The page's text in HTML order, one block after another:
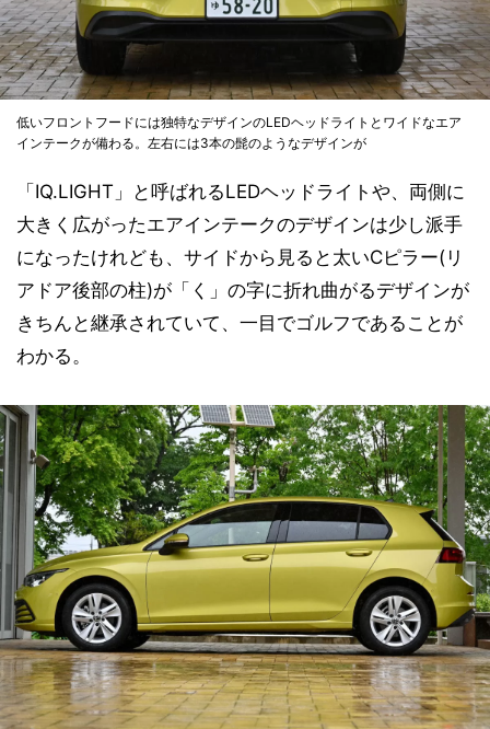
低いフロントフードには独特なデザインのLEDヘッドライトとワイドなエア
インテークが備わる。左右には3本の髭のようなデザインが
「IQ.LIGHT」と呼ばれるLEDヘッドライトや、両側に
大きく広がったエアインテークのデザインは少し派手
になったけれども、サイドから見ると太いCピラー(リ
アドア後部の柱)が「く」の字に折れ曲がるデザインが
きちんと継承されていて、一目でゴルフであることが
わかる。